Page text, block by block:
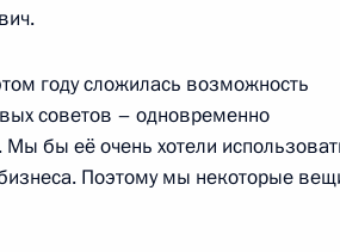
году сложилась возможность
советов – одновременно
Мы бы её очень хотели
Поэтому мы некоторые